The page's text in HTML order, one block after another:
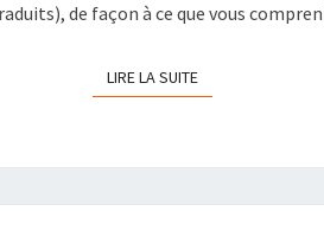
de façon à ce que vous
LIRE LA SUITELIRE LA SUITE